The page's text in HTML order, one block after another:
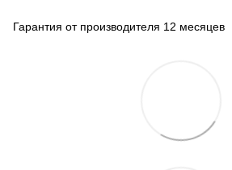
Гарантия от производителя 12 месяцев